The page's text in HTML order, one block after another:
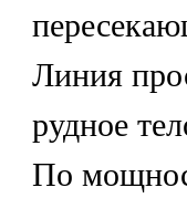
Линия
рудное
По